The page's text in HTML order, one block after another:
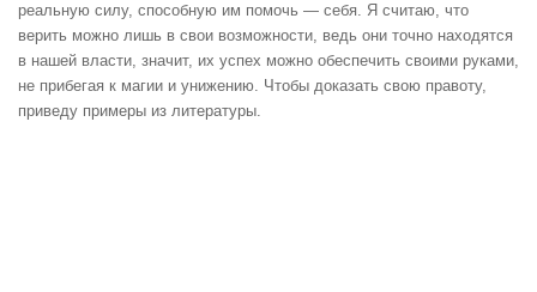
реальную силу, способную им помочь — себя. Я считаю, что
верить можно лишь в свои возможности, ведь они точно находятся
в нашей власти, значит, их успех можно обеспечить своими руками,
не прибегая к магии и унижению. Чтобы доказать свою правоту,
приведу примеры из литературы.